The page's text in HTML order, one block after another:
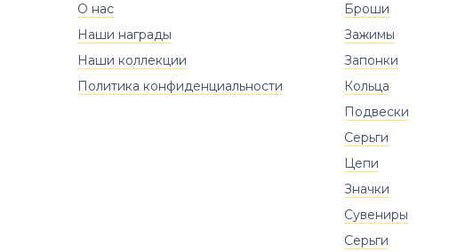
О нас
Наши награды
Наши коллекции
Политика конфиденциальности
Броши
Зажимы
Запонки
Кольца
Подвески
Серьги
Цепи
Значки
Сувениры
Серьги